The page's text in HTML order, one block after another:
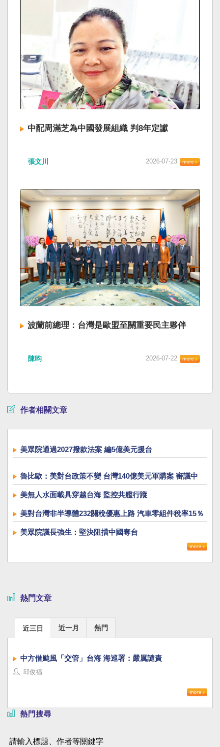
中配周滿芝為中國發展組織 判8年定讞
張文川 2026-07-23
波蘭前總理：台灣是歐盟至關重要民主夥伴
陳昀 2026-07-22
作者相關文章
美眾院通過2027撥款法案 編5億美元援台
魯比歐：美對台政策不變 台灣140億美元軍購案 審議中
美無人水面載具穿越台海 監控共艦行蹤
美對台灣非半導體232關稅優惠上路 汽車零組件稅率15％
美眾院議長強生：堅決阻擋中國奪台
熱門文章
近三日 近一月 熱門
中方借颱風「交管」台海 海巡署：嚴厲譴責
邱俊福
熱門搜尋
請輸入標題、作者等關鍵字